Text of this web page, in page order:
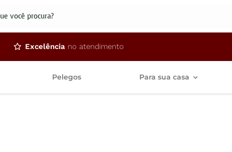
Excelência no atendimento
Pelegos Para sua casa